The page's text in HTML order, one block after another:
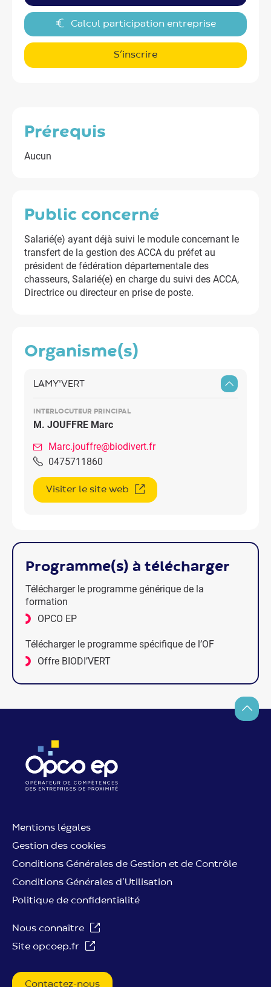
Calcul participation entreprise
S’inscrire
prérequis
Aucun
public concerné
Salarié(e) ayant déjà suivi le module concernant le
transfert de la gestion des ACCA du préfet au
président de fédération départementale des
chasseurs, Salarié(e) en charge du suivi des ACCA,
Directrice ou directeur en prise de poste.
organisme(s)
LAMY'VERT
INTERLOCUTEUR PRINCIPAL
M. JOUFFRE Marc
Marc.jouffre@biodivert.fr
0475711860
Visiter le site web
programme(s) à télécharger
Télécharger le programme générique de la
formation
OPCO EP
Télécharger le programme spécifique de l’OF
Offre BIODI’VERT
Mentions légales
Gestion des cookies
Conditions Générales de Gestion et de Contrôle
Conditions Générales d’Utilisation
Politique de confidentialité
Nous connaître
Site opcoep.fr
Contactez-nous